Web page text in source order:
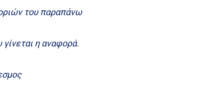
του παραπάνω
γίνεται η αναφορά.